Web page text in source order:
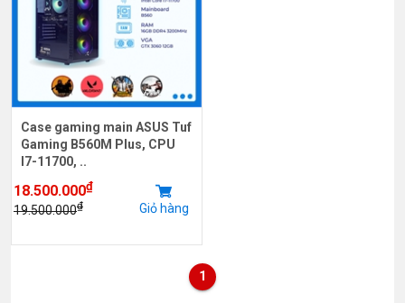
Case gaming main ASUS Tuf
Gaming B560M Plus, CPU
I7-11700, ..
18.500.000₫
19.500.000₫ Giỏ hàng
1